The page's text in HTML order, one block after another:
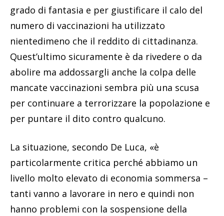
grado di fantasia e per giustificare il calo del
numero di vaccinazioni ha utilizzato
nientedimeno che il reddito di cittadinanza.
Quest’ultimo sicuramente è da rivedere o da
abolire ma addossargli anche la colpa delle
mancate vaccinazioni sembra più una scusa
per continuare a terrorizzare la popolazione e
per puntare il dito contro qualcuno.
La situazione, secondo De Luca, «è
particolarmente critica perché abbiamo un
livello molto elevato di economia sommersa –
tanti vanno a lavorare in nero e quindi non
hanno problemi con la sospensione della